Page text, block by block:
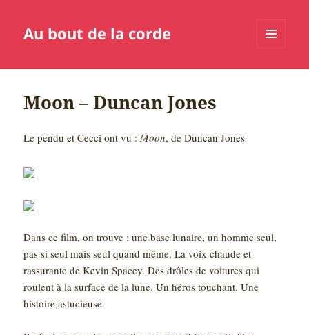
Au bout de la corde
Moon – Duncan Jones
Le pendu et Cecci ont vu :Moon, de Duncan Jones
Dans ce film, on trouve : une base lunaire, un homme seul,
pas si seul mais seul quand même. La voix chaude et
rassurante de Kevin Spacey. Des drôles de voitures qui
roulent à la surface de la lune. Un héros touchant. Une
histoire astucieuse.